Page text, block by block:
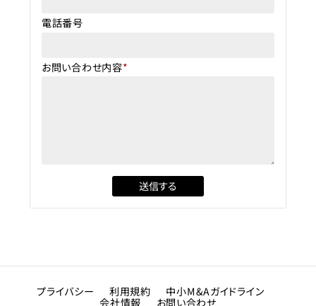
電話番号
お問い合わせ内容*
プライバシー 利用規約
中小M&Aガイドライン
会社情報
お問い合わせ